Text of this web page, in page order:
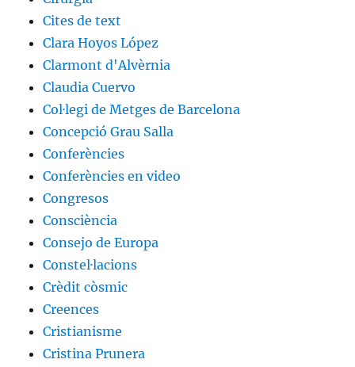
Cites de text
Clara Hoyos López
Clarmont d'Alvèrnia
Claudia Cuervo
Col·legi de Metges de Barcelona
Concepció Grau Salla
Conferències
Conferències en video
Congresos
Consciència
Consejo de Europa
Constel·lacions
Crèdit còsmic
Creences
Cristianisme
Cristina Prunera